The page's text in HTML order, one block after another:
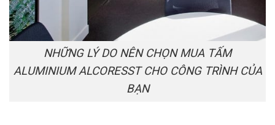
NHỮNG LÝ DO NÊN CHỌN MUA TẤM
ALUMINIUM ALCORESST CHO CÔNG TRÌNH CỦA
BẠN